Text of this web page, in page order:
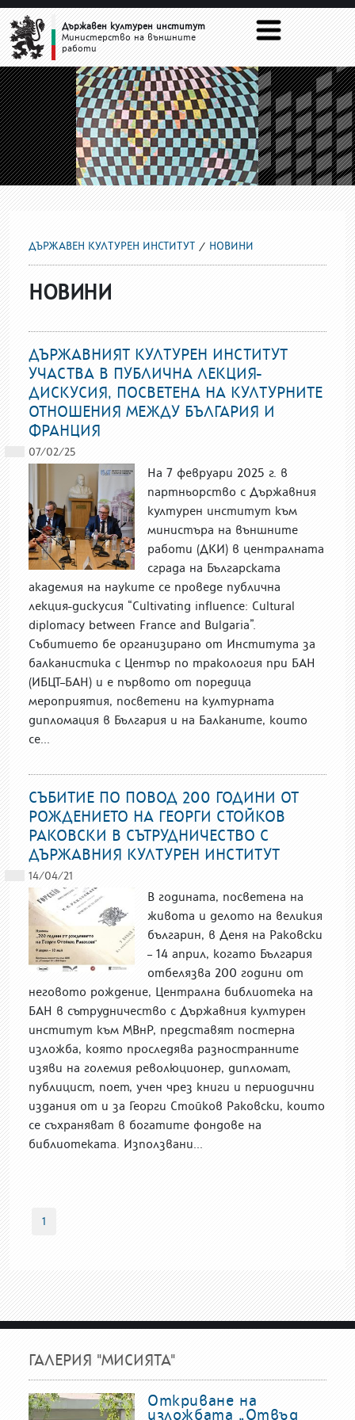
НОВИНИДържавен културен институт
Министерство на външните
работи
ДЪРЖАВЕН КУЛТУРЕН ИНСТИТУТ НОВИНИ
НОВИНИ
ДЪРЖАВНИЯТ КУЛТУРЕН ИНСТИТУТ
УЧАСТВА В ПУБЛИЧНА ЛЕКЦИЯ-
ДИСКУСИЯ, ПОСВЕТЕНА НА КУЛТУРНИТЕ
ОТНОШЕНИЯ МЕЖДУ БЪЛГАРИЯ И
ФРАНЦИЯ
07/02/25
На 7 февруари 2025 г. в
партньорство с Държавния
културен институт към
министъра на външните
работи (ДКИ) в централната
сграда на Българската
академия на науките се проведе публична
лекция-дискусия “Cultivating influence: Cultural
diplomacy between France and Bulgaria”.
Събитието бе организирано от Института за
балканистика с Център по тракология при БАН
(ИБЦТ–БАН) и е първото от поредица
мероприятия, посветени на културната
дипломация в България и на Балканите, които
се...
СЪБИТИЕ ПО ПОВОД 200 ГОДИНИ ОТ
РОЖДЕНИЕТО НА ГЕОРГИ СТОЙКОВ
РАКОВСКИ В СЪТРУДНИЧЕСТВО С
ДЪРЖАВНИЯ КУЛТУРЕН ИНСТИТУТ
14/04/21
В годината, посветена на
живота и делото на великия
българин, в Деня на Раковски
– 14 април, когато България
отбелязва 200 години от
неговото рождение, Централна библиотека на
БАН в сътрудничество с Държавния културен
институт към МВнР, представят постерна
изложба, която проследява разностранните
изяви на големия революционер, дипломат,
публицист, поет, учен чрез книги и периодични
издания от и за Георги Стойков Раковски, които
се съхраняват в богатите фондове на
библиотеката. Използвани...
1
ГАЛЕРИЯ "МИСИЯТА"
Откриване на
изложбата „Отвъд